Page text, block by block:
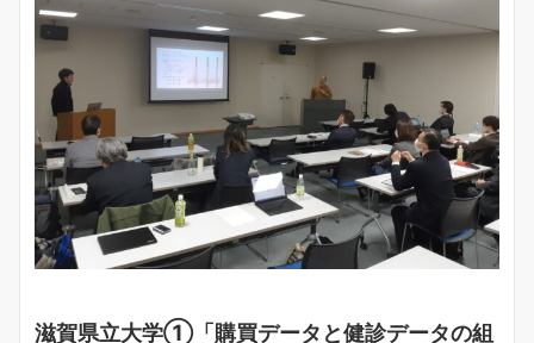
滋賀県立大学①「購買データと健診データの組